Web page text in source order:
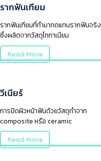
รากฟันเทียม
รากฟันเทียมที่ทำมาทดแทนรากฟันจริง
ซึ่งผลิตจากวัสดุไททาเนียม
Read More
วีเนียร์
การปิดผิวหน้าฟันด้วยวัสดุทำจาก
composite หรือ ceramic
Read More